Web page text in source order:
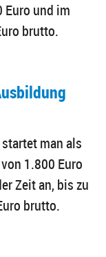
Euro und im
brutto.
man als
1.800 Euro
Zeit an, bis zu
brutto.